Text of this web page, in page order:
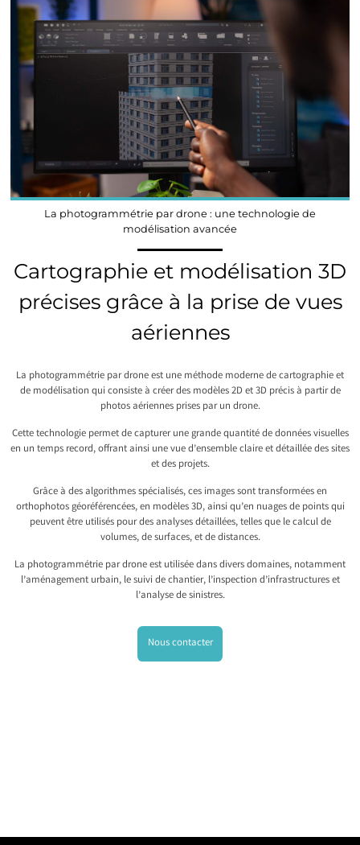
La photogrammétrie par drone : une technologie de
modélisation avancée
Cartographie et modélisation 3D
précises grâce à la prise de vues
aériennes
La photogrammétrie par drone est une méthode moderne de cartographie et
de modélisation qui consiste à créer des modèles 2D et 3D précis à partir de
photos aériennes prises par un drone.
Cette technologie permet de capturer une grande quantité de données visuelles
en un temps record, offrant ainsi une vue d’ensemble claire et détaillée des sites
et des projets.
Grâce à des algorithmes spécialisés, ces images sont transformées en
orthophotos géoréférencées, en modèles 3D, ainsi qu’en nuages de points qui
peuvent être utilisés pour des analyses détaillées, telles que le calcul de
volumes, de surfaces, et de distances.
La photogrammétrie par drone est utilisée dans divers domaines, notamment
l’aménagement urbain, le suivi de chantier, l’inspection d’infrastructures et
l’analyse de sinistres.
Nous contacter